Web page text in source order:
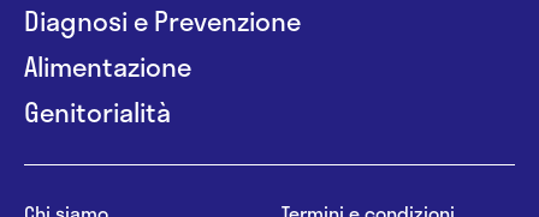
Diagnosi e Prevenzione
Alimentazione
Genitorialità